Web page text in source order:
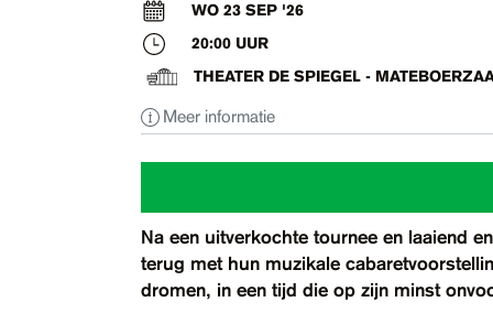
Over ons
Eten & drinken
Toegankelijkheid
WO 23 SEP '26
20:00 UUR
THEATER DE SPIEGEL -
Meer informatie
Na een uitverkochte tournee en laaiend
terug met hun muzikale
dromen, in een tijd die op zijn minst